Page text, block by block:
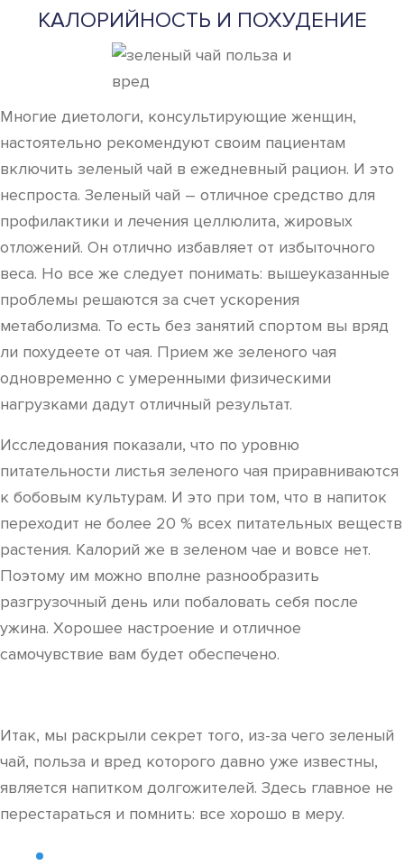
КАЛОРИЙНОСТЬ И ПОХУДЕНИЕ
Многие диетологи, консультирующие женщин,
настоятельно рекомендуют своим пациентам
включить зеленый чай в ежедневный рацион. И это
неспроста. Зеленый чай – отличное средство для
профилактики и лечения целлюлита, жировых
отложений. Он отлично избавляет от избыточного
веса. Но все же следует понимать: вышеуказанные
проблемы решаются за счет ускорения
метаболизма. То есть без занятий спортом вы вряд
ли похудеете от чая. Прием же зеленого чая
одновременно с умеренными физическими
нагрузками дадут отличный результат.
Исследования показали, что по уровню
питательности листья зеленого чая приравниваются
к бобовым культурам. И это при том, что в напиток
переходит не более 20 % всех питательных веществ
растения. Калорий же в зеленом чае и вовсе нет.
Поэтому им можно вполне разнообразить
разгрузочный день или побаловать себя после
ужина. Хорошее настроение и отличное
самочувствие вам будет обеспечено.
Итак, мы раскрыли секрет того, из-за чего зеленый
чай, польза и вред которого давно уже известны,
является напитком долгожителей. Здесь главное не
перестараться и помнить: все хорошо в меру.